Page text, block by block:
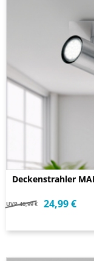
Deckenstrahler
UVP 46,99 € 24,99 €